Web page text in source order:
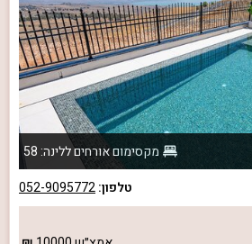
מקסימום אורחים ללינה: 58
טלפון:052-9095772